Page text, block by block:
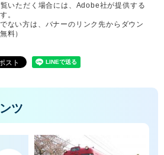
いただく場合には、Adobe社が提供する
。
ない方は、バナーのリンク先からダウン
料）
ツ